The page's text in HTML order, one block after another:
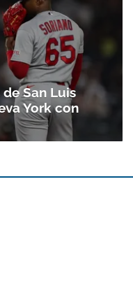
San Luis
York con